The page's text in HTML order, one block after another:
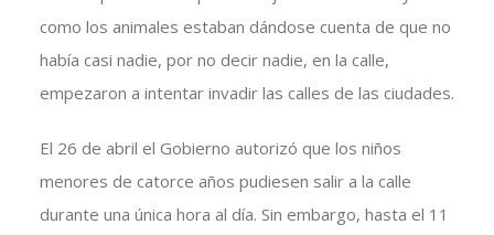
como los animales estaban dándose cuenta de que no
había casi nadie, por no decir nadie, en la calle,
empezaron a intentar invadir las calles de las ciudades.
El 26 de abril el Gobierno autorizó que los niños
menores de catorce años pudiesen salir a la calle
durante una única hora al día. Sin embargo, hasta el 11